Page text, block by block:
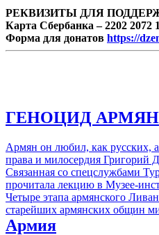
РЕКВИЗИТЫ ДЛЯ
Карта Сбербанка – 2202 2072
Форма для донатов https://
ГЕНОЦИД АРМЯН
Армян он любил, как русских,
права и милосердия Григорий
Связанная со спецслужбами
прочитала лекцию в Музее-
Четыре этапа армянского
старейших армянских общин
Армия